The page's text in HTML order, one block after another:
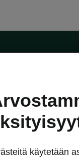
Käyttöohjeet Škoda
käytetään